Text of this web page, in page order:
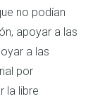
no podían
apoyar a las
a las
por
la libre